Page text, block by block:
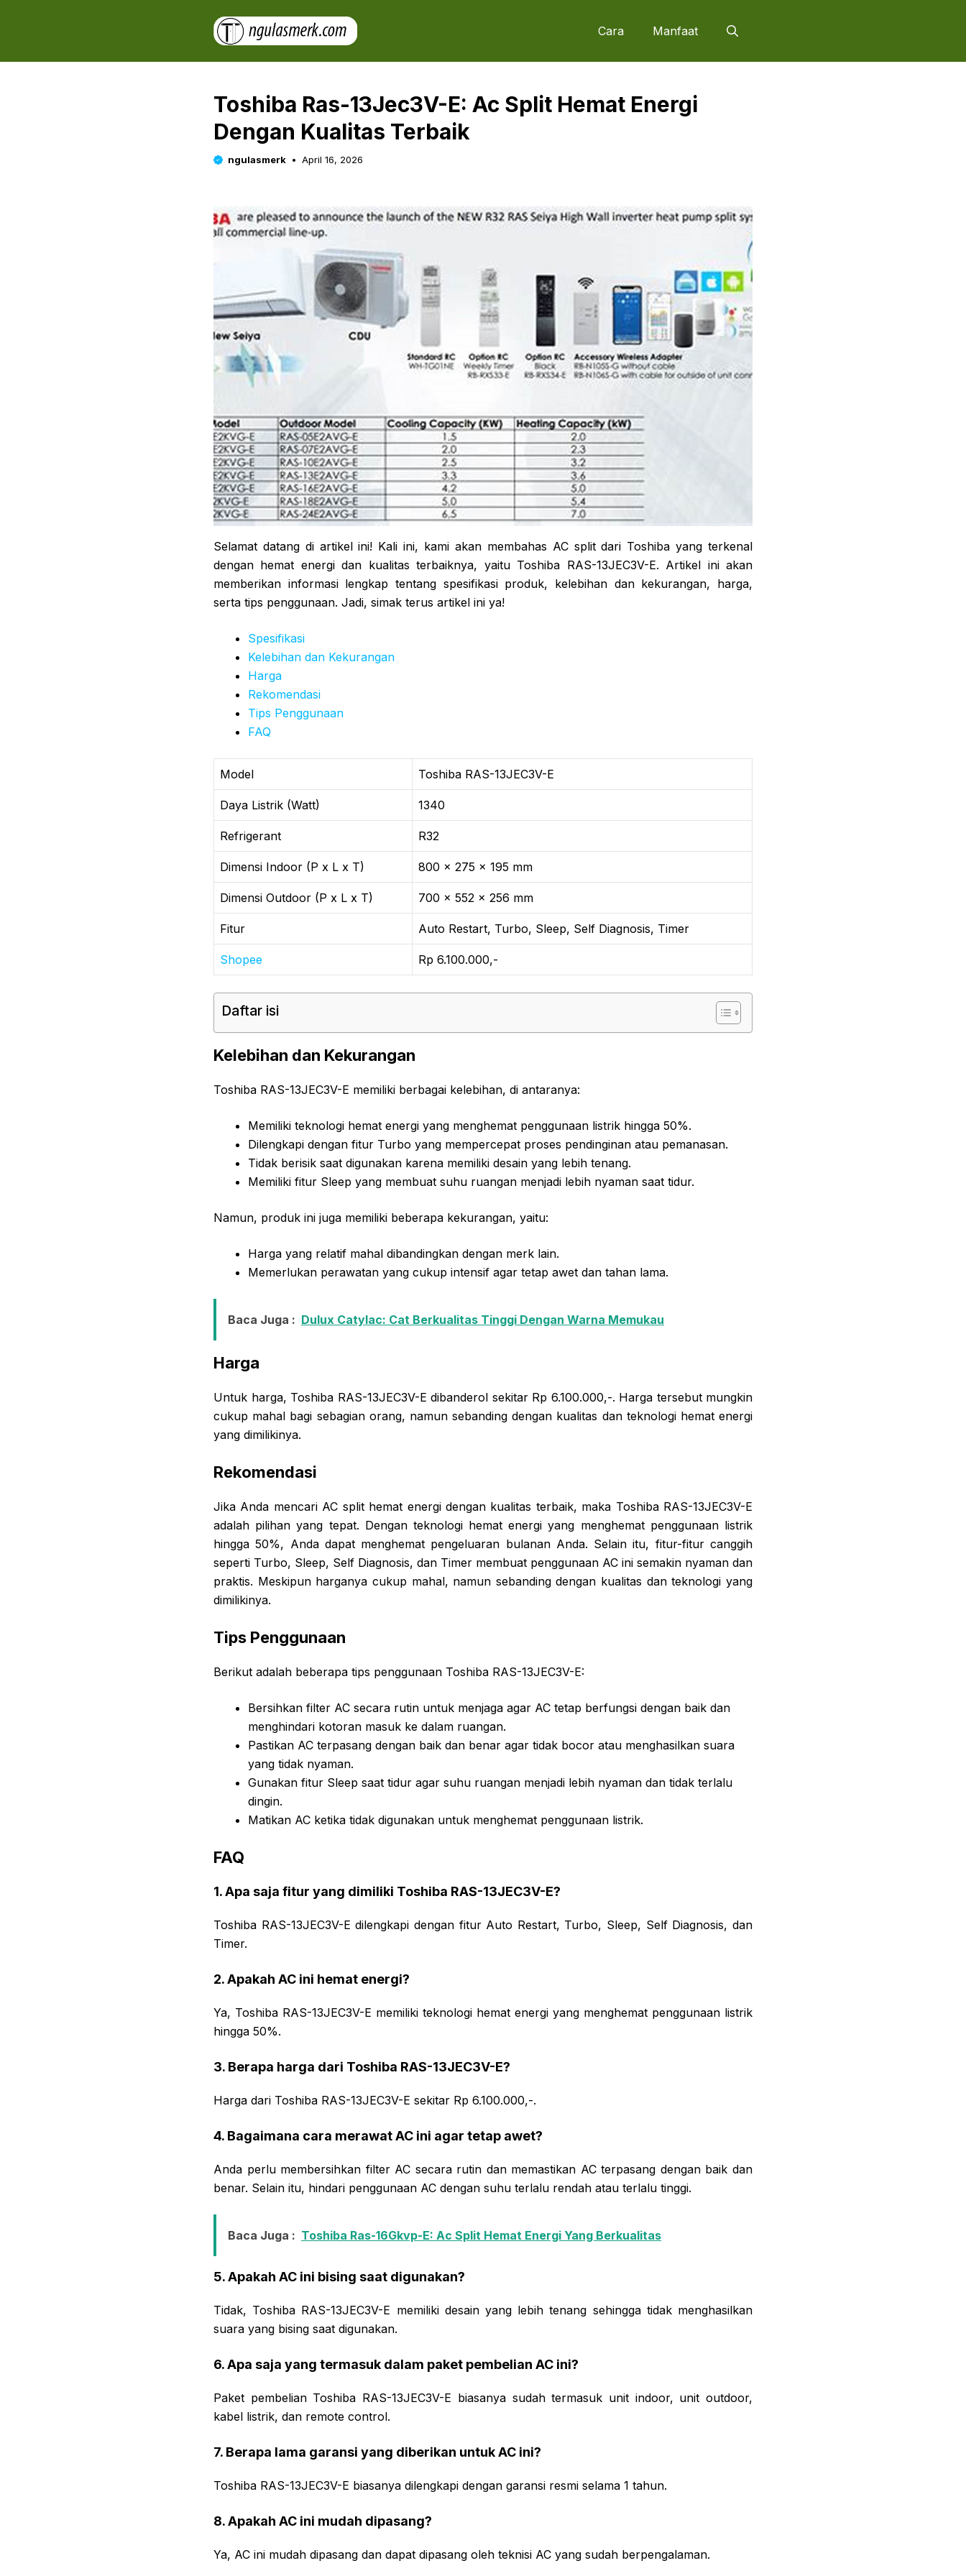
Cara Manfaat
Toshiba Ras-13Jec3V-E: Ac Split Hemat Energi
Dengan Kualitas Terbaik
ngulasmerk April 16, 2026
Selamat datang di artikel ini! Kali ini, kami akan membahas AC split dari Toshiba yang terkenal
dengan hemat energi dan kualitas terbaiknya, yaitu Toshiba RAS-13JEC3V-E. Artikel ini akan
memberikan informasi lengkap tentang spesifikasi produk, kelebihan dan kekurangan, harga,
serta tips penggunaan. Jadi, simak terus artikel ini ya!
Spesifikasi
Kelebihan dan Kekurangan
Harga
Rekomendasi
Tips Penggunaan
FAQ
Model Toshiba RAS-13JEC3V-E
Daya Listrik (Watt) 1340
Refrigerant R32
Dimensi Indoor (P x L x T) 800 x 275 x 195 mm
Dimensi Outdoor (P x L x T) 700 x 552 x 256 mm
Fitur Auto Restart, Turbo, Sleep, Self Diagnosis, Timer
Shopee Rp 6.100.000,-
Daftar isi
Kelebihan dan Kekurangan
Toshiba RAS-13JEC3V-E memiliki berbagai kelebihan, di antaranya:
Memiliki teknologi hemat energi yang menghemat penggunaan listrik hingga 50%.
Dilengkapi dengan fitur Turbo yang mempercepat proses pendinginan atau pemanasan.
Tidak berisik saat digunakan karena memiliki desain yang lebih tenang.
Memiliki fitur Sleep yang membuat suhu ruangan menjadi lebih nyaman saat tidur.
Namun, produk ini juga memiliki beberapa kekurangan, yaitu:
Harga yang relatif mahal dibandingkan dengan merk lain.
Memerlukan perawatan yang cukup intensif agar tetap awet dan tahan lama.
Baca Juga : Dulux Catylac: Cat Berkualitas Tinggi Dengan Warna Memukau
Harga
Untuk harga, Toshiba RAS-13JEC3V-E dibanderol sekitar Rp 6.100.000,-. Harga tersebut mungkin
cukup mahal bagi sebagian orang, namun sebanding dengan kualitas dan teknologi hemat energi
yang dimilikinya.
Rekomendasi
Jika Anda mencari AC split hemat energi dengan kualitas terbaik, maka Toshiba RAS-13JEC3V-E
adalah pilihan yang tepat. Dengan teknologi hemat energi yang menghemat penggunaan listrik
hingga 50%, Anda dapat menghemat pengeluaran bulanan Anda. Selain itu, fitur-fitur canggih
seperti Turbo, Sleep, Self Diagnosis, dan Timer membuat penggunaan AC ini semakin nyaman dan
praktis. Meskipun harganya cukup mahal, namun sebanding dengan kualitas dan teknologi yang
dimilikinya.
Tips Penggunaan
Berikut adalah beberapa tips penggunaan Toshiba RAS-13JEC3V-E:
Bersihkan filter AC secara rutin untuk menjaga agar AC tetap berfungsi dengan baik dan
menghindari kotoran masuk ke dalam ruangan.
Pastikan AC terpasang dengan baik dan benar agar tidak bocor atau menghasilkan suara
yang tidak nyaman.
Gunakan fitur Sleep saat tidur agar suhu ruangan menjadi lebih nyaman dan tidak terlalu
dingin.
Matikan AC ketika tidak digunakan untuk menghemat penggunaan listrik.
FAQ
1. Apa saja fitur yang dimiliki Toshiba RAS-13JEC3V-E?
Toshiba RAS-13JEC3V-E dilengkapi dengan fitur Auto Restart, Turbo, Sleep, Self Diagnosis, dan
Timer.
2. Apakah AC ini hemat energi?
Ya, Toshiba RAS-13JEC3V-E memiliki teknologi hemat energi yang menghemat penggunaan listrik
hingga 50%.
3. Berapa harga dari Toshiba RAS-13JEC3V-E?
Harga dari Toshiba RAS-13JEC3V-E sekitar Rp 6.100.000,-.
4. Bagaimana cara merawat AC ini agar tetap awet?
Anda perlu membersihkan filter AC secara rutin dan memastikan AC terpasang dengan baik dan
benar. Selain itu, hindari penggunaan AC dengan suhu terlalu rendah atau terlalu tinggi.
Baca Juga : Toshiba Ras-16Gkvp-E: Ac Split Hemat Energi Yang Berkualitas
5. Apakah AC ini bising saat digunakan?
Tidak, Toshiba RAS-13JEC3V-E memiliki desain yang lebih tenang sehingga tidak menghasilkan
suara yang bising saat digunakan.
6. Apa saja yang termasuk dalam paket pembelian AC ini?
Paket pembelian Toshiba RAS-13JEC3V-E biasanya sudah termasuk unit indoor, unit outdoor,
kabel listrik, dan remote control.
7. Berapa lama garansi yang diberikan untuk AC ini?
Toshiba RAS-13JEC3V-E biasanya dilengkapi dengan garansi resmi selama 1 tahun.
8. Apakah AC ini mudah dipasang?
Ya, AC ini mudah dipasang dan dapat dipasang oleh teknisi AC yang sudah berpengalaman.